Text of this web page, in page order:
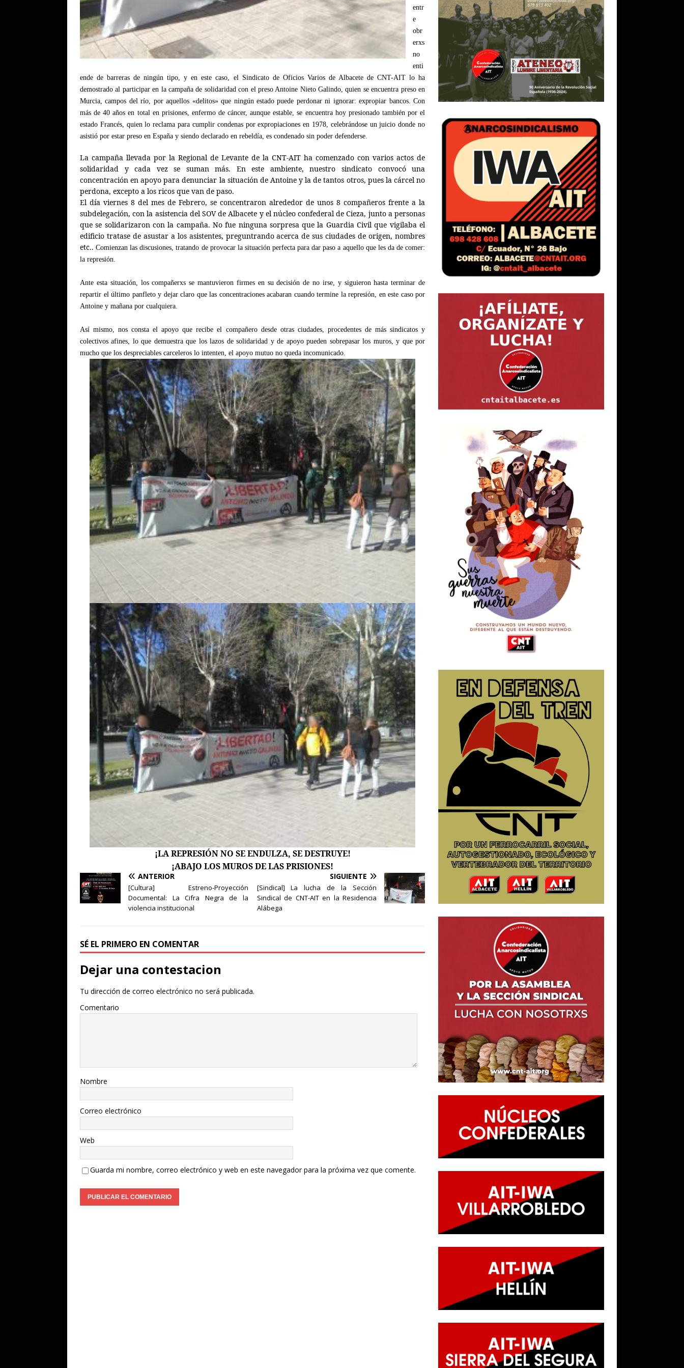
entr
e
obr
erxs
no
enti
ende de barreras de ningún tipo, y en este caso, el Sindicato de Oficios Varios de Albacete de CNT-AIT lo ha
demostrado al participar en la campaña de solidaridad con el preso Antoine Nieto Galindo, quien se encuentra preso en
Murcia, campos del río, por aquellos «delitos» que ningún estado puede perdonar ni ignorar: expropiar bancos. Con
más de 40 años en total en prisiones, enfermo de cáncer, aunque estable, se encuentra hoy presionado también por el
estado Francés, quien lo reclama para cumplir condenas por expropiaciones en 1978, celebrándose un juicio donde no
asistió por estar preso en España y siendo declarado en rebeldía, es condenado sin poder defenderse.
La campaña llevada por la Regional de Levante de la CNT-AIT ha comenzado con varios actos de
solidaridad y cada vez se suman más. En este ambiente, nuestro sindicato convocó una
concentración en apoyo para denunciar la situación de Antoine y la de tantos otros, pues la cárcel no
perdona, excepto a los ricos que van de paso.
El día viernes 8 del mes de Febrero, se concentraron alrededor de unos 8 compañeros frente a la
subdelegación, con la asistencia del SOV de Albacete y el núcleo confederal de Cieza, junto a personas
que se solidarizaron con la campaña. No fue ninguna sorpresa que la Guardia Civil que vigilaba el
edificio tratase de asustar a los asistentes, preguntrando acerca de sus ciudades de origen, nombres
etc..Comienzan las discusiones, tratando de provocar la situación perfecta para dar paso a aquello que les da de comer:
la represión.
Ante esta situación, los compañerxs se mantuvieron firmes en su decisión de no irse, y siguieron hasta terminar de
repartir el último panfleto y dejar claro que las concentraciones acabaran cuando termine la represión, en este caso por
Antoine y mañana por cualquiera.
Así mismo, nos consta el apoyo que recibe el compañero desde otras ciudades, procedentes de más sindicatos y
colectivos afines, lo que demuestra que los lazos de solidaridad y de apoyo pueden sobrepasar los muros, y que por
mucho que los despreciables carceleros lo intenten, el apoyo mutuo no queda incomunicado.
¡LA REPRESIÓN NO SE ENDULZA, SE DESTRUYE!
¡ABAJO LOS MUROS DE LAS PRISIONES!
ANTERIOR
[Cultura] Estreno-Proyección
Documental: La Cifra Negra de la
violencia institucional
SIGUIENTE
[Sindical] La lucha de la Sección
Sindical de CNT-AIT en la Residencia
Alábega
SÉ EL PRIMERO EN COMENTAR
Dejar una contestacion
Tu dirección de correo electrónico no será publicada.
Comentario
Nombre
Correo electrónico
Web
Guarda mi nombre, correo electrónico y web en este navegador para la próxima vez que comente.